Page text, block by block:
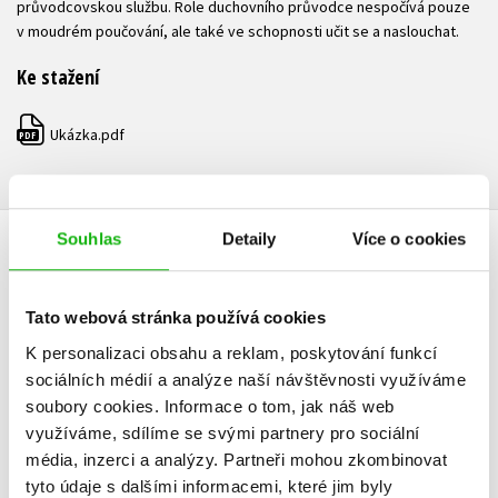
Souhlas Detaily Více o cookies
Tato webová stránka používá cookies
K personalizaci obsahu a reklam, poskytování funkcí
sociálních médií a analýze naší návštěvnosti využíváme
soubory cookies. Informace o tom, jak náš web
využíváme, sdílíme se svými partnery pro sociální
média, inzerci a analýzy. Partneři mohou zkombinovat
tyto údaje s dalšími informacemi, které jim byly
průvodcovskou službu. Role duchovního průvodce nespočívá pouze
v moudrém poučování, ale také ve schopnosti učit se a naslouchat.
Ke stažení
PDF Ukázka.pdf
HODNOCENÍ ČTENÁŘŮ
V současné době nejsou vytvořena žádná uživatelská hodnocení.
Vaše hodnocení
Uživatelskou recenzi mohou vkládat pouze registrovaní uživatelé
Přihlásit